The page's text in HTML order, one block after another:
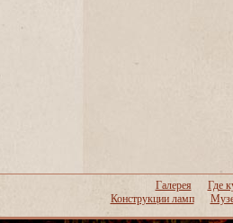
Галерея
Где
Конструкции ламп